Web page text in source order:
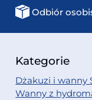
Odbiór
Kategorie
Dżakuzi i wanny
Wanny z